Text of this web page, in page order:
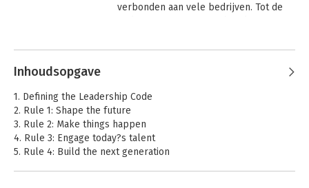
verbonden aan vele bedrijven. Tot de
ontwikkeling van
gemeenschappelijke mentaliteit en
vorming van een beleidsplan voor
human resources. Vijf
beroepsorganisaties hebben hem
onderscheiden voor levenslange
verdienste en hij is lid van verscheiden
redactieraden.
Andere boeken door Dave Ulrich
Inhoudsopgave
1. Defining the Leadership Code
2. Rule 1: Shape the future
3. Rule 2: Make things happen
4. Rule 3: Engage today?s talent
5. Rule 4: Build the next generation